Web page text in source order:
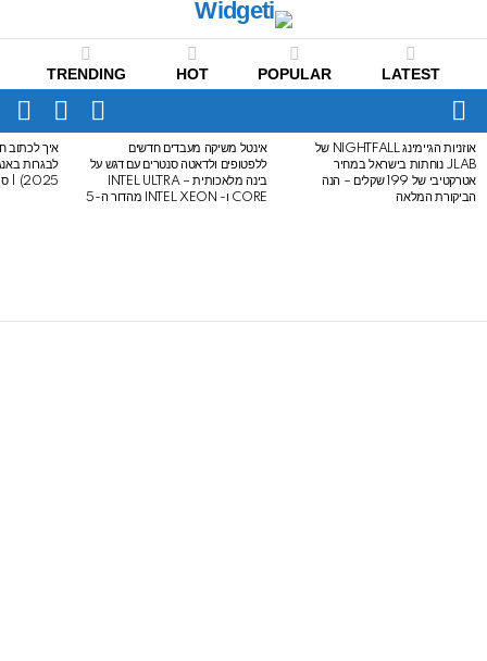
LATEST
POPULAR
HOT
TRENDING
Menu
SWITCH
SKIN
LATEST
STORIES
אוזניות הגיימינג NIGHTFALL של
JLAB נוחתות בישראל במחיר
אטרקטיבי של 199 שקלים – הנה
הביקורת המלאה
אינטל משיקה מעבדים חדשים
ללפטופים ולדאטה סנטרים עם דגש על
בינה מלאכותית – INTEL ULTRA
CORE ו- INTEL XEON מהדור ה-5
איך לכתוב
2025) | סיכום לבגרות באנגלית